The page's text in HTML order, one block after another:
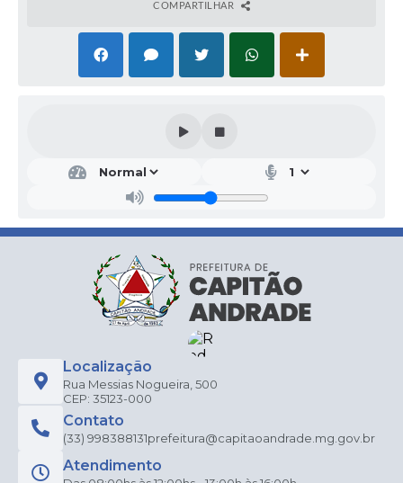
etar
de
COMPARTILHAR
Localização
Rua Messias Nogueira, 500
CEP: 35123-000
Contato
(33) 998388131prefeitura@capitaoandrade.mg.gov.br
Atendimento